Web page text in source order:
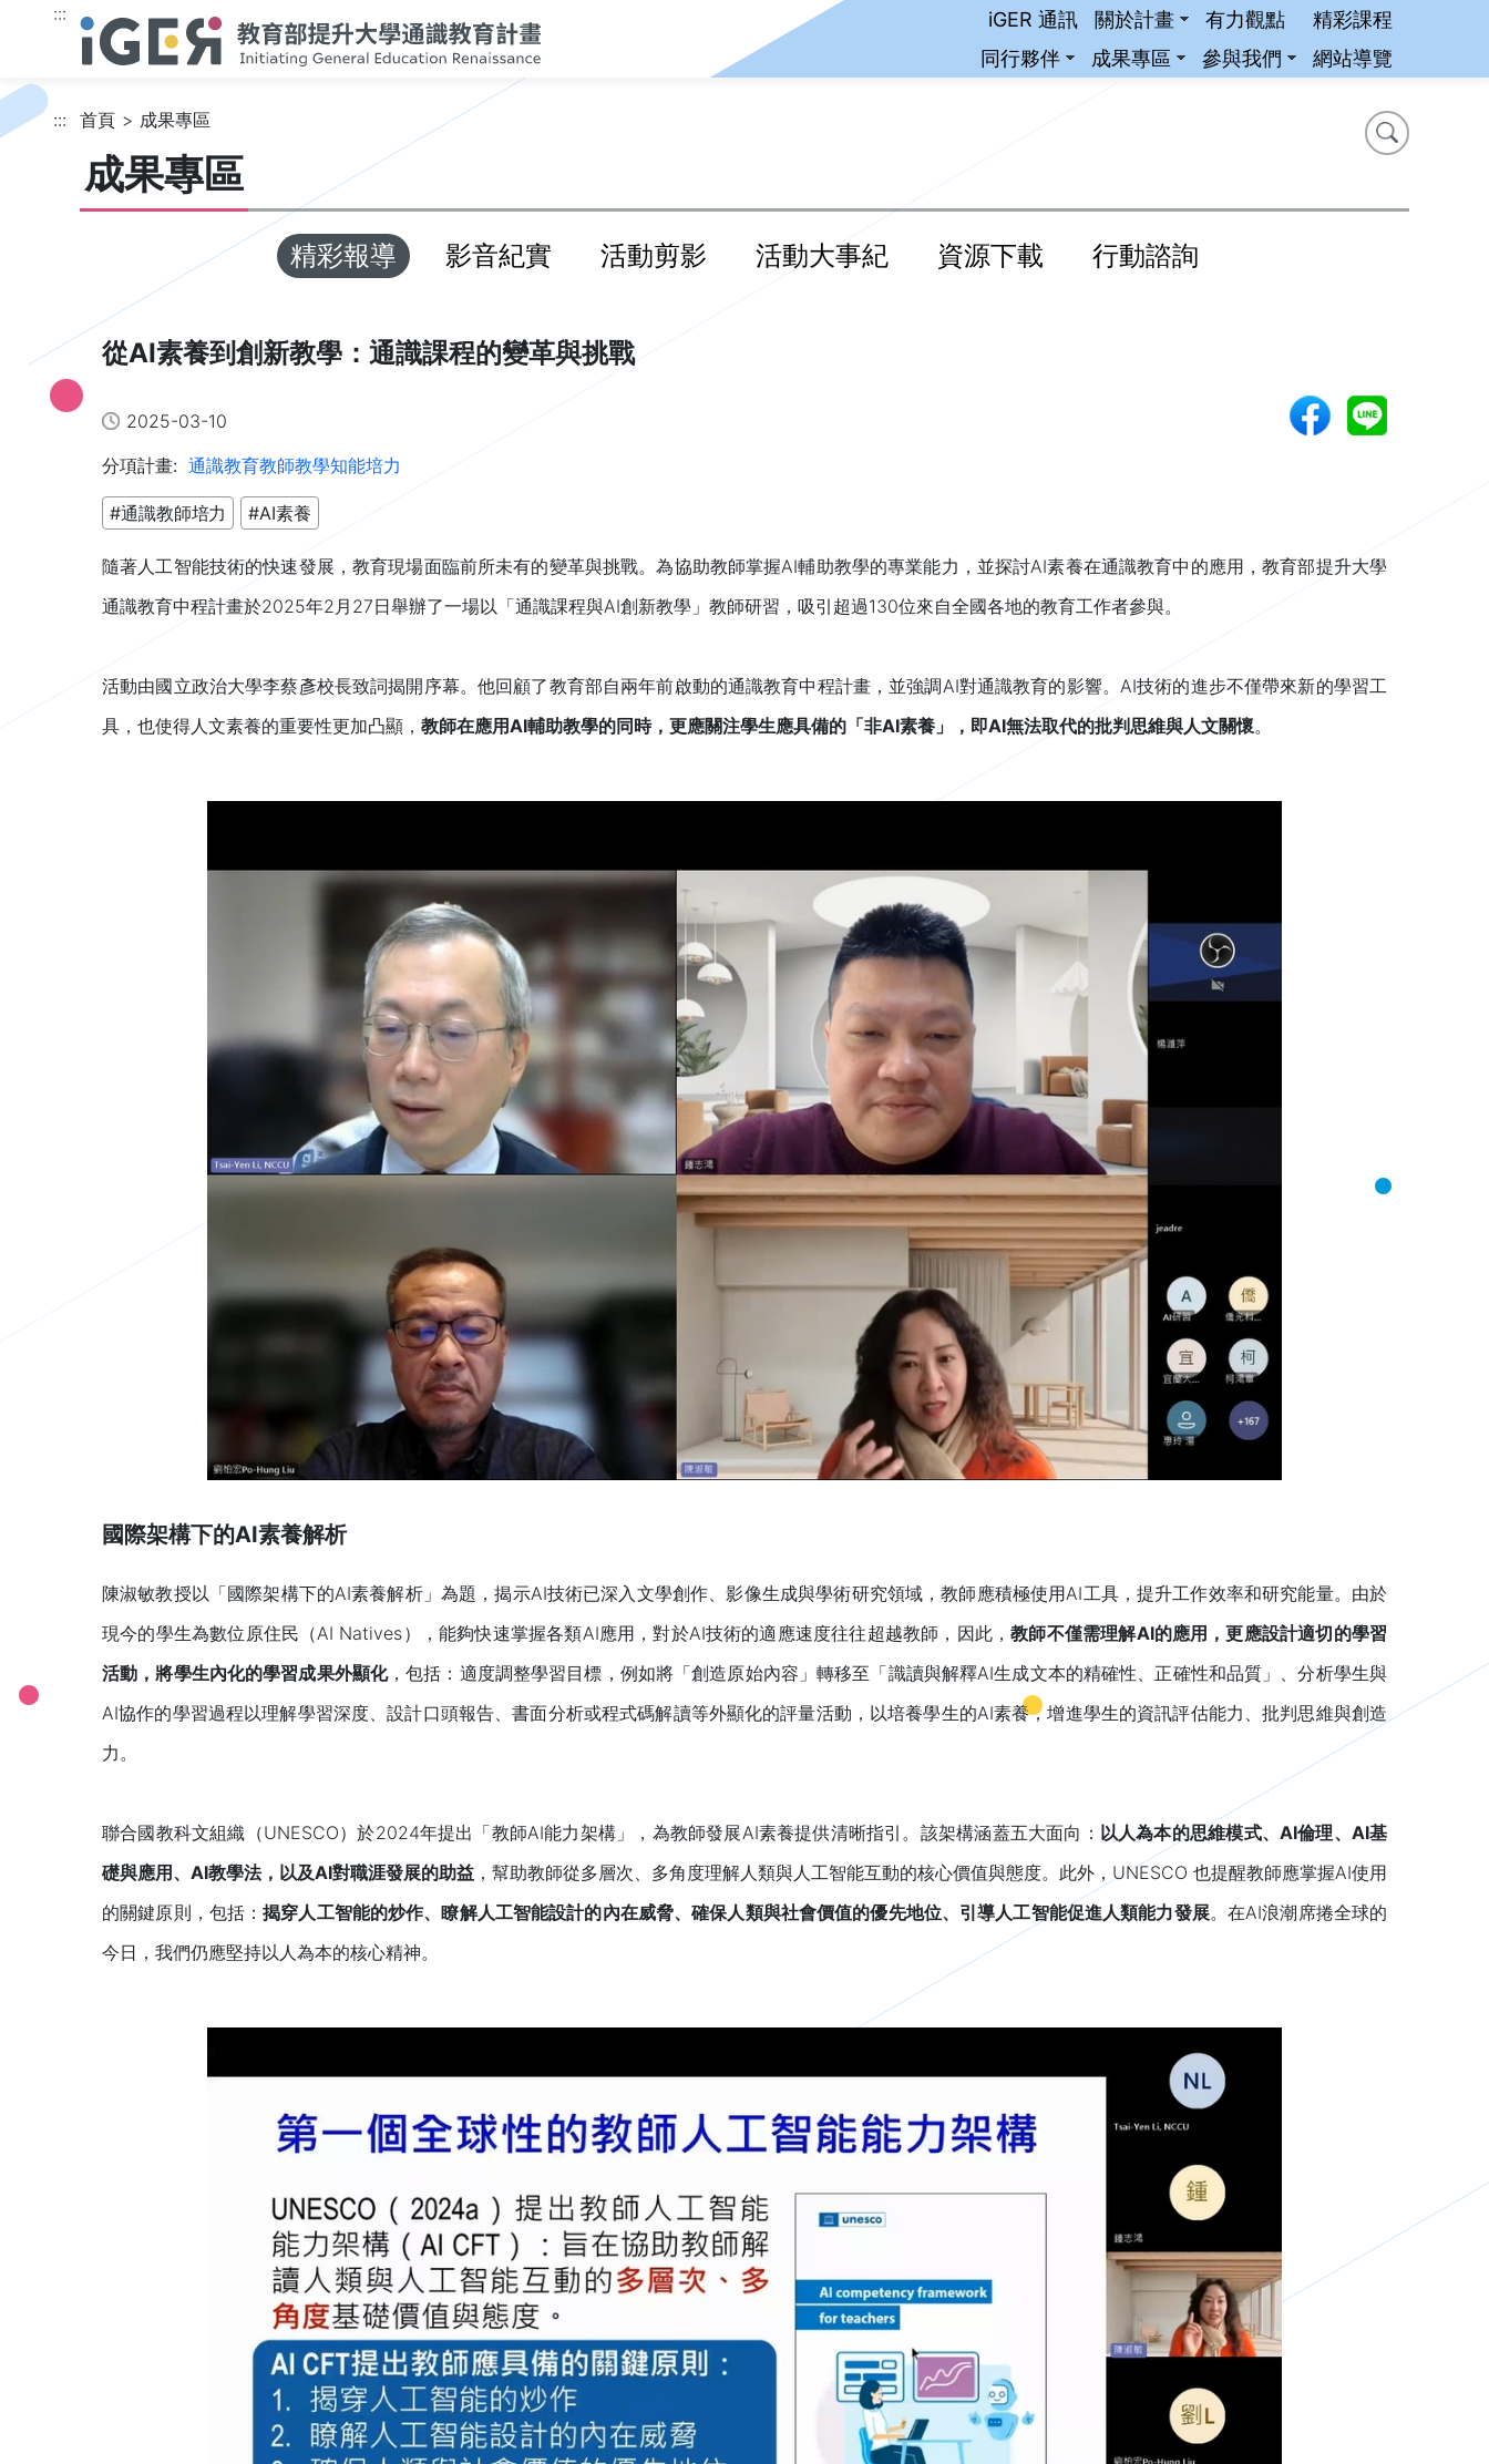
跳到主要內容
::: iGER 通訊 關於計畫 有力觀點
精彩課程
同行夥伴
成果專區 參與我們 網站導覽
::: 首頁
成果專區
搜尋
搜尋
成果專區
精彩報導 影音紀實 活動剪影 活動大事紀 資源下載 行動諮詢
從AI素養到創新教學：通識課程的變革與挑戰
2025-03-10
分項計畫: 通識教育教師教學知能培力
#通識教師培力 #AI素養
隨著人工智能技術的快速發展，教育現場面臨前所未有的變革與挑戰。為協助教師掌握AI輔助教學的專業能力，並探討AI素養在通識教育中的應用，教育部提升大學
通識教育中程計畫於2025年2月27日舉辦了一場以「通識課程與AI創新教學」教師研習，吸引超過130位來自全國各地的教育工作者參與。
活動由國立政治大學李蔡彥校長致詞揭開序幕。他回顧了教育部自兩年前啟動的通識教育中程計畫，並強調AI對通識教育的影響。AI技術的進步不僅帶來新的學習工
具，也使得人文素養的重要性更加凸顯， 教師在應用AI輔助教學的同時，更應關注學生應具備的「非AI素養」，即AI無法取代的批判思維與人文關懷。
國際架構下的AI素養解析
陳淑敏教授以「國際架構下的AI素養解析」為題，揭示AI技術已深入文學創作、影像生成與學術研究領域，教師應積極使用AI工具，提升工作效率和研究能量。由於
現今的學生為數位原住民（AI Natives），能夠快速掌握各類AI應用，對於AI技術的適應速度往往超越教師，因此，教師不僅需理解AI的應用，更應設計適切的學習
活動，將學生內化的學習成果外顯化，包括：適度調整學習目標，例如將「創造原始內容」轉移至「識讀與解釋AI生成文本的精確性、正確性和品質」、分析學生與
AI協作的學習過程以理解學習深度、設計口頭報告、書面分析或程式碼解讀等外顯化的評量活動，以培養學生的AI素養，增進學生的資訊評估能力、批判思維與創造
力。
聯合國教科文組織（UNESCO）於2024年提出「教師AI能力架構」，為教師發展AI素養提供清晰指引。該架構涵蓋五大面向： 以人為本的思維模式、 AI倫理、 AI基
礎與應用、 AI教學法，以及AI對職涯發展的助益 ，幫助教師從多層次、多角度理解人類與人工智能互動的核心價值與態度。此外，UNESCO 也提醒教師應掌握AI使用
的關鍵原則，包括：揭穿人工智能的炒作、瞭解人工智能設計的內在威脅、確保人類與社會價值的優先地位、引導人工智能促進人類能力發展。在AI浪潮席捲全球的
今日，我們仍應堅持以人為本的核心精神。